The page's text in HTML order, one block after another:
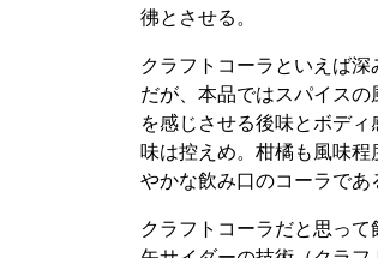
彿とさせる。
クラフトコーラといえば
だが、本品ではスパイス
を感じさせる後味とボデ
味は控えめ。柑橘も風味
やかな飲み口のコーラであ
クラフトコーラだと思っ